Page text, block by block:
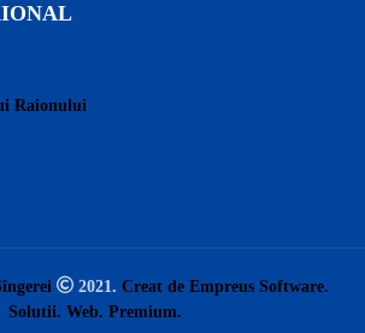
Raionului
2021. Creat de Empreus Software.
Solutii. Web. Premium.